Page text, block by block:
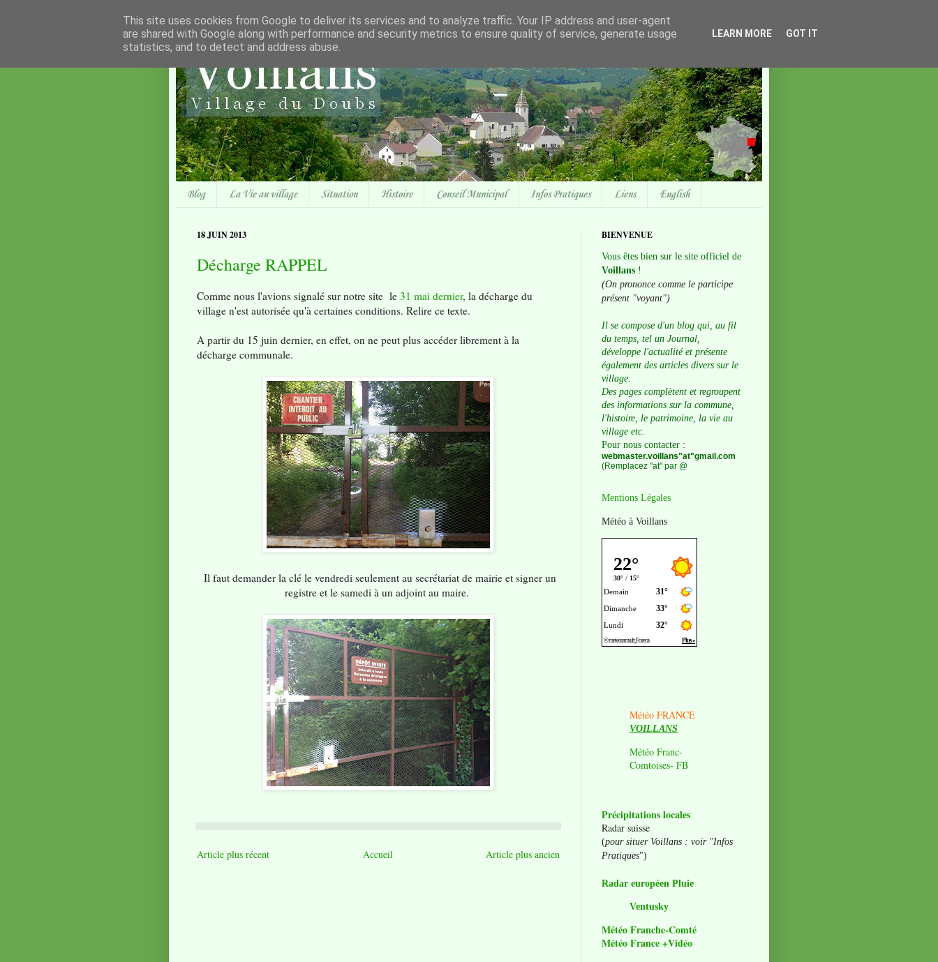
Blog La Vie au village Situation Histoire Conseil Municipal Infos Pratiques Liens English
18 JUIN 2013
Décharge RAPPEL
Comme nous l'avions signalé sur notre site le 31 mai dernier, la décharge du
village n'est autorisée qu'à certaines conditions. Relire ce texte.
A partir du 15 juin dernier, en effet, on ne peut plus accéder librement à la
décharge communale.
Il faut demander la clé le vendredi seulement au secrétariat de mairie et signer un
registre et le samedi à un adjoint au maire.
Article plus récent Article plus ancien
Accueil
BIENVENUE
Vous êtes bien sur le site officiel de
Voillans !
(On prononce comme le participe
présent "voyant")
Il se compose d'un blog qui, au fil
du temps, tel un Journal,
développe l'actualité et présente
également des articles divers sur le
village.
Des pages complètent et regroupent
des informations sur la commune,
l'histoire, le patrimoine, la vie au
village etc.
Pour nous contacter :
webmaster.voillans"at"gmail.com
(Remplacez "at" par @
Mentions Légales
Météo à Voillans
Météo FRANCE
VOILLANS
Météo Franc-
Comtoises- FB
Précipitations locales
Radar suisse
(pour situer Voillans : voir "Infos
Pratiques")
Radar européen Pluie
Ventusky
Météo Franche-Comté
Météo France +Vidéo
This site uses cookies from Google to deliver its services and to analyze traffic. Your IP address and user-agent
are shared with Google along with performance and security metrics to ensure quality of service, generate usage
statistics, and to detect and address abuse.
LEARN MORE GOT IT